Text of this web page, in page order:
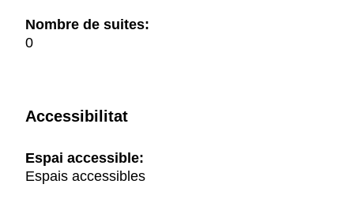
Nombre de suites:
0
Accessibilitat
Espai accessible:
Espais accessibles